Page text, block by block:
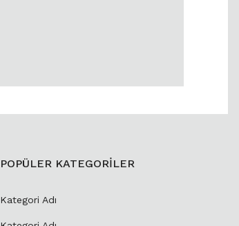
POPÜLER KATEGORİLER
Kategori Adı